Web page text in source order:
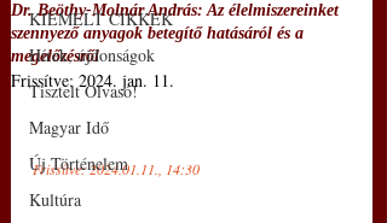
KIEMELT CIKKEK
Hírek, újdonságok
Tisztelt Olvasó!
Magyar Idő
Új Történelem
Kultúra
Dr. Beöthy-Molnár András: Az élelmiszereinket
szennyező anyagok betegítő hatásáról és a
megelőzésről
Frissítve: 2024. jan. 11.
Frissítve: 2024.01.11., 14:30